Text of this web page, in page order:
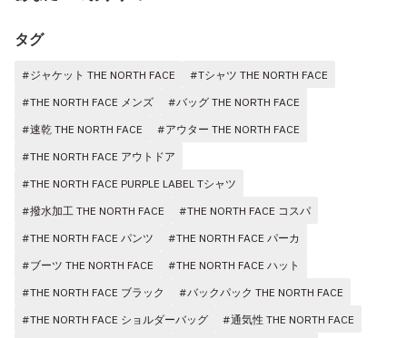
タグ
#ジャケット THE NORTH FACE
#Tシャツ THE NORTH FACE
#THE NORTH FACE メンズ
#バッグ THE NORTH FACE
#速乾 THE NORTH FACE
#アウター THE NORTH FACE
#THE NORTH FACE アウトドア
#THE NORTH FACE PURPLE LABEL Tシャツ
#撥水加工 THE NORTH FACE
#THE NORTH FACE コスパ
#THE NORTH FACE パンツ
#THE NORTH FACE パーカ
#ブーツ THE NORTH FACE
#THE NORTH FACE ハット
#THE NORTH FACE ブラック
#バックパック THE NORTH FACE
#THE NORTH FACE ショルダーバッグ
#通気性 THE NORTH FACE